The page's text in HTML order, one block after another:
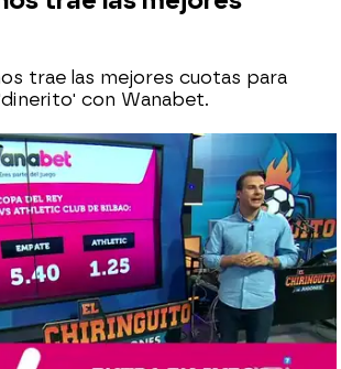
trae las mejores cuotas para
con Wanabet.
octubre de 2017, 01:56